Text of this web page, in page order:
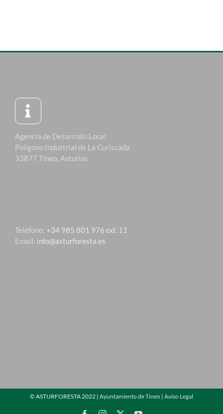
Agencia de Desarrollo Local
Polígono Industrial de La Curiscada
33877 Tineo, Asturias
Teléfono: +34 985 801 976 ext. 11
Email: info@asturforesta.es
© ASTURFORESTA 2022 | Ayuntamiento de Tineo | Aviso Legal